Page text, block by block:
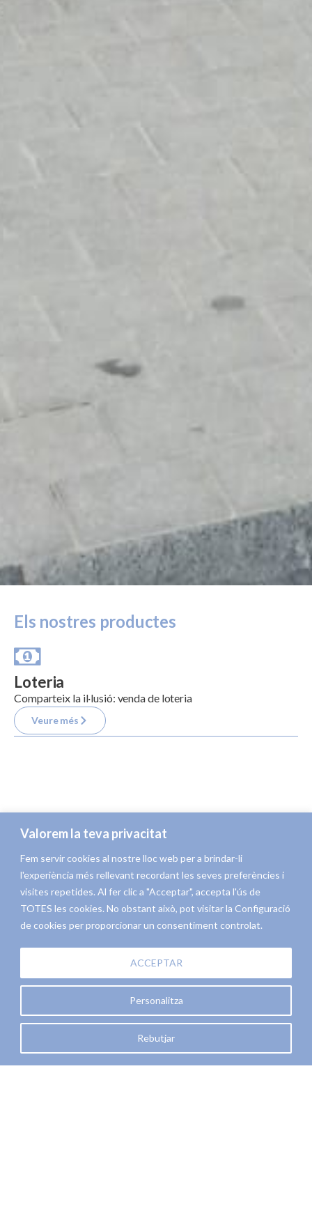
Valorem la teva privacitat
Fem servir cookies al nostre lloc web per a brindar-li
l'experiència més rellevant recordant les seves preferències i
visites repetides. Al fer clic a "Acceptar", accepta l'ús de
TOTES les cookies. No obstant això, pot visitar la Configuració
de cookies per proporcionar un consentiment controlat.
Personalitza
Rebutjar
ACCEPTAR
signatures de llibres. També venem premsa,
revistes, joguines, objectes de regal, loteria i
articles de platja a la nostra botiga presencial.
Els nostres productes
Loteria
Comparteix la il·lusió: venda de loteria
Veure més
Joguines
Les millors joguines a l’Estartit per als més petits
Veure més
Objectes de regal
Troba el regal més adient per a cada ocasió
Veure més